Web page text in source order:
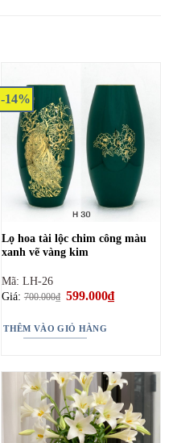
-14%
Lọ hoa tài lộc chim công màu
xanh vẽ vàng kim
Mã: LH-26
Giá:700.000₫ Giá
700.000₫.
599.000₫Giá
hiện
THÊM VÀO GIỎ HÀNG